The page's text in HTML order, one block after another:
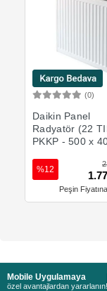
(0)
Daikin Panel
Radyatör (22
PKKP - 500 x
%12
Peşin
Mobile Uygulamaya
özel avantajlardan yararlanın!